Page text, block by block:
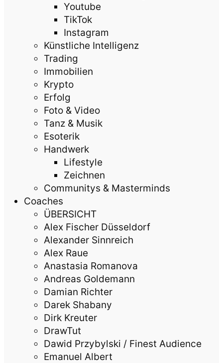
Youtube
TikTok
Instagram
Künstliche Intelligenz
Trading
Immobilien
Krypto
Erfolg
Foto & Video
Tanz & Musik
Esoterik
Handwerk
Lifestyle
Zeichnen
Communitys & Masterminds
Coaches
ÜBERSICHT
Alex Fischer Düsseldorf
Alexander Sinnreich
Alex Raue
Anastasia Romanova
Andreas Goldemann
Damian Richter
Darek Shabany
Dirk Kreuter
DrawTut
Dawid Przybylski / Finest Audience
Emanuel Albert